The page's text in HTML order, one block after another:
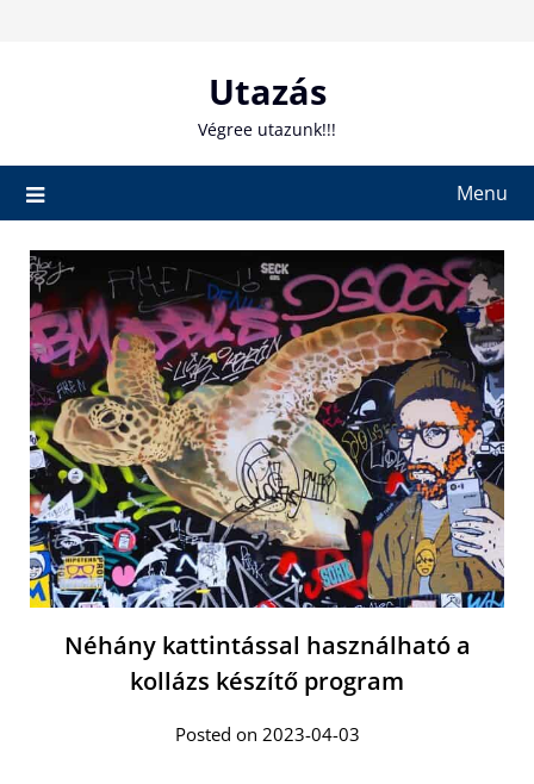
Utazás
Végree utazunk!!!
Menu
Néhány kattintással használható a
kollázs készítő program
Posted on 2023-04-03